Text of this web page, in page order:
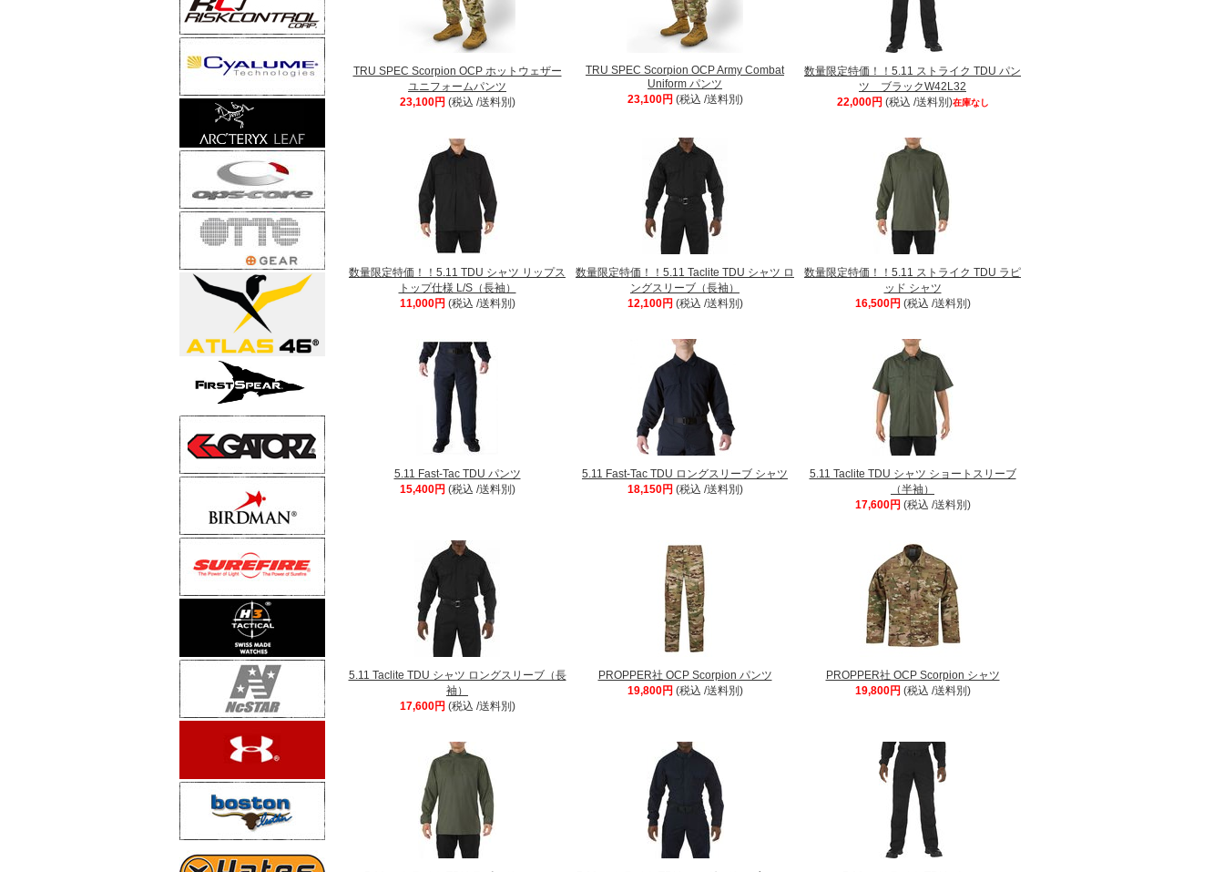
TRU SPEC Scorpion OCP ホットウェザー
ユニフォームパンツ
23,100円 (税込 /送料別)
TRU SPEC Scorpion OCP Army Combat
Uniform パンツ
23,100円 (税込 /送料別)
数量限定特価！！5.11 ストライク TDU パン
ツ ブラックW42L32
22,000円 (税込 /送料別)在庫なし
数量限定特価！！5.11 TDU シャツ リップス
トップ仕様 L/S（長袖）
11,000円 (税込 /送料別)
数量限定特価！！5.11 Taclite TDU シャツ ロ
ングスリーブ（長袖）
12,100円 (税込 /送料別)
数量限定特価！！5.11 ストライク TDU ラピ
ッド シャツ
16,500円 (税込 /送料別)
5.11 Fast-Tac TDU パンツ
15,400円 (税込 /送料別)
5.11 Fast-Tac TDU ロングスリーブ シャツ
18,150円 (税込 /送料別)
5.11 Taclite TDU シャツ ショートスリーブ
（半袖）
17,600円 (税込 /送料別)
5.11 Taclite TDU シャツ ロングスリーブ（長
袖）
17,600円 (税込 /送料別)
PROPPER社 OCP Scorpion パンツ
19,800円 (税込 /送料別)
PROPPER社 OCP Scorpion シャツ
19,800円 (税込 /送料別)